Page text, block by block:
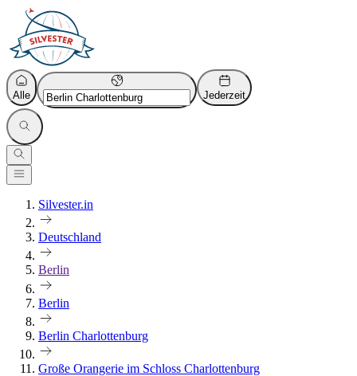
Alle Jederzeit
Silvester.in
Deutschland
Berlin
Berlin
Berlin Charlottenburg
Große Orangerie im Schloss Charlottenburg